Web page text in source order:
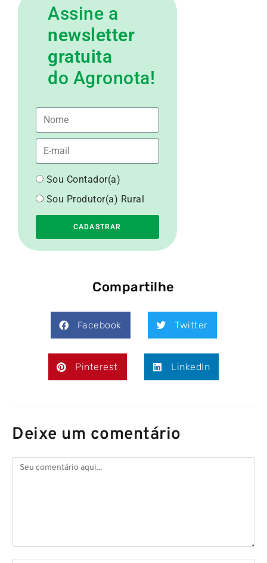
Assine a
newsletter
gratuita
do Agronota!
Sou Contador(a)
Sou Produtor(a) Rural
CADASTRAR
Compartilhe
Facebook Twitter
Pinterest LinkedIn
Deixe um comentário